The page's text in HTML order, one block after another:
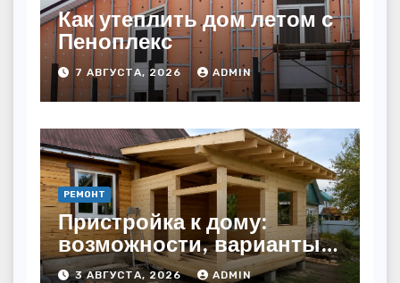
Как утеплить дом летом с
Пеноплекс
7 АВГУСТА, 2026 ADMIN
РЕМОНТ
Пристройка к дому:
возможности, варианты и
особенности
3 АВГУСТА, 2026 ADMIN